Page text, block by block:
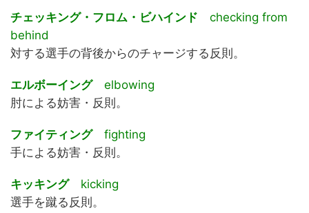
チェッキング・フロム・ビハインド checking from
behind
対する選手の背後からのチャージする反則。
エルボーイングelbowing
肘による妨害・反則。
ファイティングfighting
手による妨害・反則。
キッキングkicking
選手を蹴る反則。